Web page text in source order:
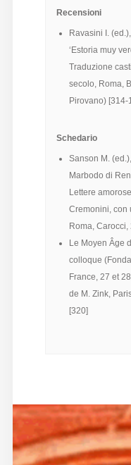
Recensioni
Ravasini I.
‘Estoria muy
Traduzione
secolo, Roma,
Pirovano) [314-
Schedario
Sanson M.
Marbodo di
Lettere
Cremonini, con
Roma, Carocci,
Le Moyen Âge
colloque
France, 27 et
de M. Zink,
[320]